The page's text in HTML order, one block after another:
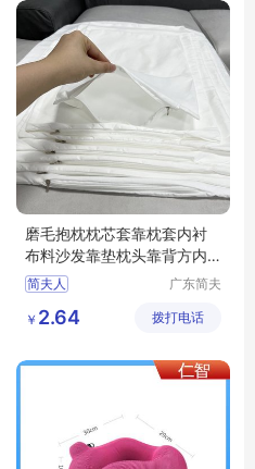
磨毛抱枕枕芯套靠枕套内衬
布料沙发靠垫枕头靠背方内
套不含芯
简夫人
广东简夫
限公司
￥ 2.64 拨打电话